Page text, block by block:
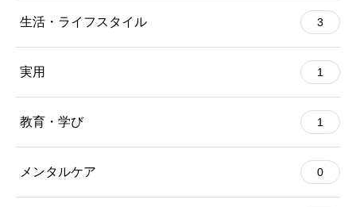
生活・ライフスタイル 3
実用 1
教育・学び 1
メンタルケア 0